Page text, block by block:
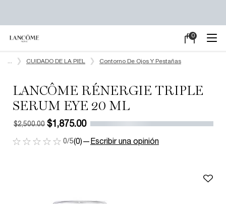
Mi
0
0 producto
CUIDADO DE LA PIEL Contorno De Ojos Y Pestañas
LANCÔME RÉNERGIE TRIPLE
SERUM EYE 20 ML
Old price
$2,500.00
New price
$1,875.00
0/5(0)— Escribir una opinión